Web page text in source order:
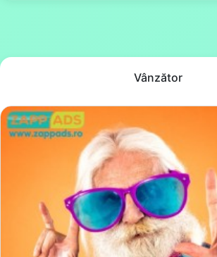
Vânzător